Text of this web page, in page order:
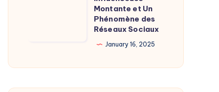
Phénomène
Montante et Un
Phénomène des
Réseaux Sociaux
January 16, 2025